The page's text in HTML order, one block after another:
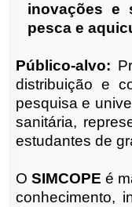
inovações e
pesca e
Público-alvo:
distribuição e
pesquisa e
sanitária,
estudantes de
OSIMCOPE é
conhecimento,